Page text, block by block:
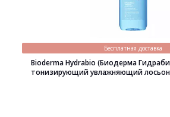
Бесплатная доставка
Bioderma Hydrabio (Биодерма
тонизирующий увлажняющий